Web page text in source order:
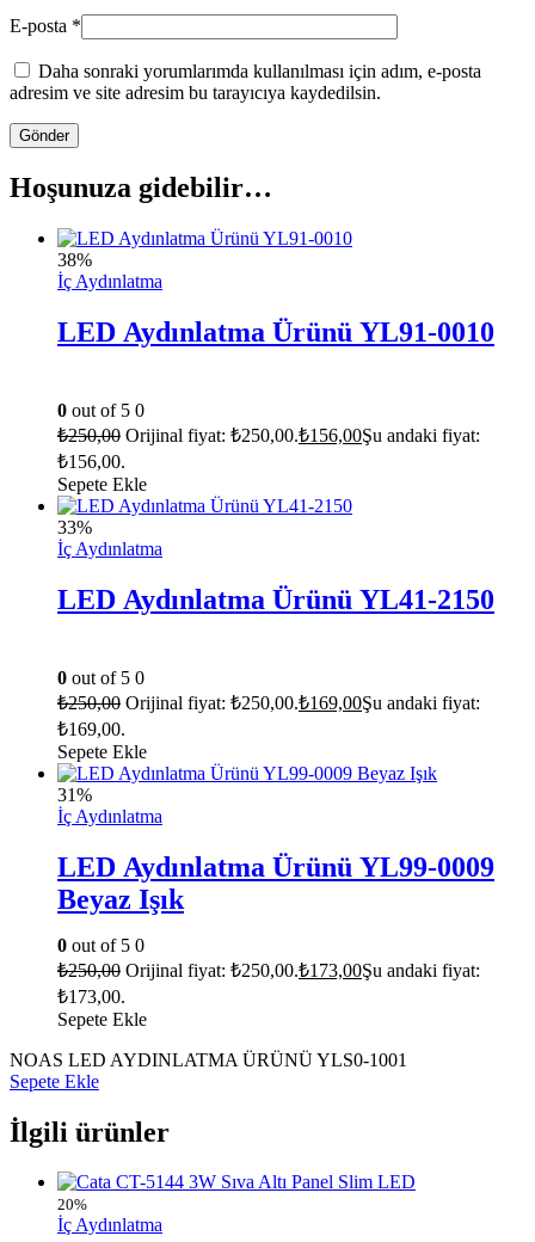
E-posta *
Daha sonraki yorumlarımda kullanılması için adım, e-posta
adresim ve site adresim bu tarayıcıya kaydedilsin.
Hoşunuza gidebilir…
38%
İç Aydınlatma
LED Aydınlatma Ürünü YL91-0010
0 out of 5 0
₺250,00 Orijinal fiyat: ₺250,00.₺156,00Şu andaki fiyat:
₺156,00.
Sepete Ekle
33%
İç Aydınlatma
LED Aydınlatma Ürünü YL41-2150
0 out of 5 0
₺250,00 Orijinal fiyat: ₺250,00.₺169,00Şu andaki fiyat:
₺169,00.
Sepete Ekle
31%
İç Aydınlatma
LED Aydınlatma Ürünü YL99-0009
Beyaz Işık
0 out of 5 0
₺250,00 Orijinal fiyat: ₺250,00.₺173,00Şu andaki fiyat:
₺173,00.
Sepete Ekle
NOAS LED AYDINLATMA ÜRÜNÜ YLS0-1001
Sepete Ekle
İlgili ürünler
20%
İç Aydınlatma